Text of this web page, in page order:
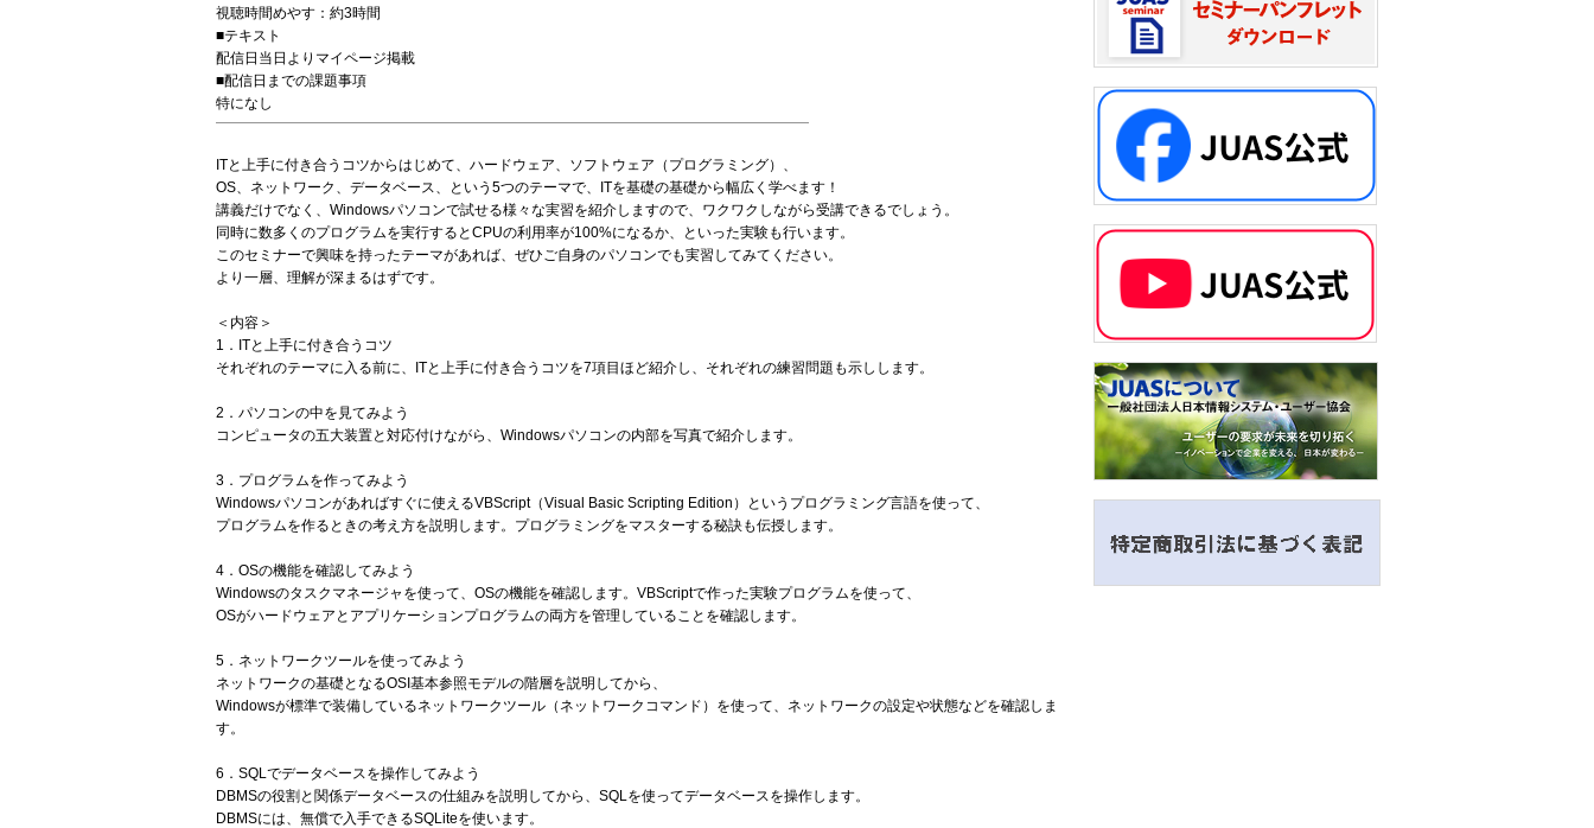
視聴時間めやす：約3時間
■テキスト
配信日当日よりマイページ掲載
■配信日までの課題事項
特になし
ITと上手に付き合うコツからはじめて、ハードウェア、ソフトウェア（プログラミング）、
OS、ネットワーク、データベース、という5つのテーマで、ITを基礎の基礎から幅広く学べます！
講義だけでなく、Windowsパソコンで試せる様々な実習を紹介しますので、ワクワクしながら受講できるでしょう。
同時に数多くのプログラムを実行するとCPUの利用率が100%になるか、といった実験も行います。
このセミナーで興味を持ったテーマがあれば、ぜひご自身のパソコンでも実習してみてください。
より一層、理解が深まるはずです。
＜内容＞
1．ITと上手に付き合うコツ
それぞれのテーマに入る前に、ITと上手に付き合うコツを7項目ほど紹介し、それぞれの練習問題も示しします。
2．パソコンの中を見てみよう
コンピュータの五大装置と対応付けながら、Windowsパソコンの内部を写真で紹介します。
3．プログラムを作ってみよう
Windowsパソコンがあればすぐに使えるVBScript（Visual Basic Scripting Edition）というプログラミング言語を使って、
プログラムを作るときの考え方を説明します。プログラミングをマスターする秘訣も伝授します。
4．OSの機能を確認してみよう
Windowsのタスクマネージャを使って、OSの機能を確認します。VBScriptで作った実験プログラムを使って、
OSがハードウェアとアプリケーションプログラムの両方を管理していることを確認します。
5．ネットワークツールを使ってみよう
ネットワークの基礎となるOSI基本参照モデルの階層を説明してから、
Windowsが標準で装備しているネットワークツール（ネットワークコマンド）を使って、ネットワークの設定や状態などを確認しま
す。
6．SQLでデータベースを操作してみよう
DBMSの役割と関係データベースの仕組みを説明してから、SQLを使ってデータベースを操作します。
DBMSには、無償で入手できるSQLiteを使います。